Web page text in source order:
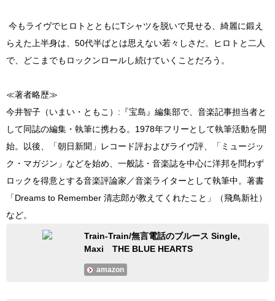
今もライヴでヒロトとともにTシャツを脱いで見せる、綺麗に鍛え
らえた上半身は、50代半ばとは思えない若々しさだ。ヒロトと二人
で、どこまでもロックンロールし続けていくことだろう。
≪著者略歴≫
今井智子（いまい・ともこ）:『宝島』編集部で、音楽記事担当者と
して同誌の編集・執筆に携わる。1978年フリーとして執筆活動を開
始。以後、「朝日新聞」レコード評およびライヴ評、「ミュージッ
ク・マガジン」などを始め、一般誌・音楽誌を中心に洋邦を問わず
ロックを得意とする音楽評論家／音楽ライターとして執筆中。著書
「Dreams to Remember 清志郎が教えてくれたこと」（飛鳥新社）
など。
Train-Train/無言電話のブルース Single,
Maxi THE BLUE HEARTS
amazon